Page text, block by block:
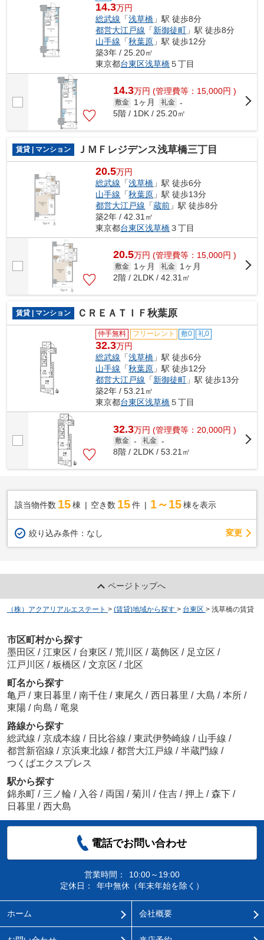
14.3万円
総武線 「浅草橋 」駅 徒歩8分
都営大江戸線 「新御徒町 」駅 徒歩8分
山手線 「秋葉原 」駅 徒歩12分
築3年 / 25.20㎡
東京都台東区浅草橋５丁目
14.3万円 (管理費等：15,000円 )
敷金 1ヶ月 礼金 -
5階 / 1DK / 25.20㎡
賃貸 | マンション ＪＭＦレジデンス浅草橋三丁目
20.5万円
総武線 「浅草橋 」駅 徒歩6分
山手線 「秋葉原 」駅 徒歩13分
都営大江戸線 「蔵前 」駅 徒歩8分
築2年 / 42.31㎡
東京都台東区浅草橋３丁目
20.5万円 (管理費等：15,000円 )
敷金 1ヶ月 礼金
1ヶ月
2階 / 2LDK / 42.31㎡
賃貸 | マンション ＣＲＥＡＴＩＦ秋葉原
仲手無料 フリーレント 敷0 礼0
32.3万円
総武線 「浅草橋 」駅 徒歩6分
山手線 「秋葉原 」駅 徒歩12分
都営大江戸線 「新御徒町 」駅 徒歩13分
築2年 / 53.21㎡
東京都台東区浅草橋５丁目
32.3万円 (管理費等：20,000円 )
敷金 - 礼金 -
8階 / 2LDK / 53.21㎡
該当物件数 15棟 空き数 15 件 1～15 棟を表示
絞り込み条件： なし 変更
ページトップへ
（株）アクアリアルエステート > (賃貸)地域から探す > 台東区 > 浅草橋の賃貸
市区町村から探す
墨田区 / 江東区 / 台東区 / 荒川区 / 葛飾区 / 足立区 /
江戸川区 / 板橋区 / 文京区 / 北区
町名から探す
亀戸 / 東日暮里 / 南千住 / 東尾久 / 西日暮里 / 大島 / 本所 /
東陽 / 向島 / 竜泉
路線から探す
総武線 / 京成本線 / 日比谷線 / 東武伊勢崎線 / 山手線 /
都営新宿線 / 京浜東北線 / 都営大江戸線 / 半蔵門線 /
つくばエクスプレス
駅から探す
錦糸町 / 三ノ輪 / 入谷 / 両国 / 菊川 / 住吉 / 押上 / 森下 /
日暮里 / 西大島
電話でお問い合わせ
営業時間：
10:00～19:00
定休日：
年中無休（年末年始を除く）
ホーム 会社概要